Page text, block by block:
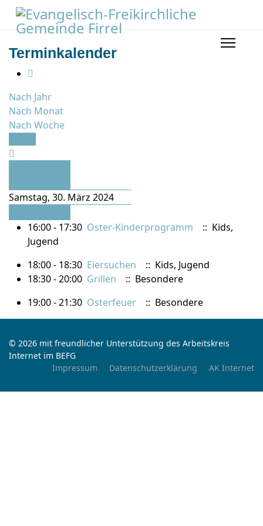
Terminkalender
Nach Jahr
Nach Monat
Nach Woche
Samstag, 30. März 2024
16:00 - 17:30 Oster-Kinderprogramm
:: Kids,
Jugend
18:00 - 18:30 Eiersuchen
:: Kids, Jugend
18:30 - 20:00 Grillen
:: Besondere
19:00 - 21:30 Osterfeuer :: Besondere
© 2026 mit freundlicher Unterstützung des Arbeitskreis
Internet im BEFG
Impressum
Datenschutzerklärung AK Internet